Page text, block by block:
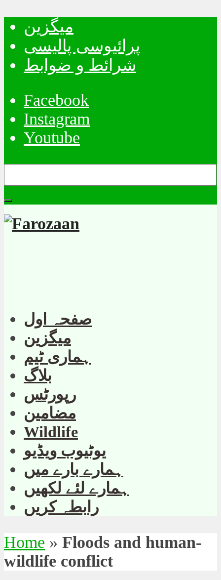
میگزین
پرائیوسی پالیسی
شرائط و ضوابط
Facebook
Instagram
Youtube
صفحہ اول
میگزین
ہماری ٹیم
بلاگ
رپورٹس
مضامین
Wildlife
یوٹیوب ویڈیو
ہمارے بارے میں
ہمارے لئے لکھیں
رابطہ کریں
Home » Floods and human-
wildlife conflict